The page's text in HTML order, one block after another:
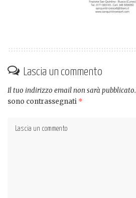
Lascia un commento
Il tuo indirizzo email non sarà pubblicato.
sono contrassegnati *